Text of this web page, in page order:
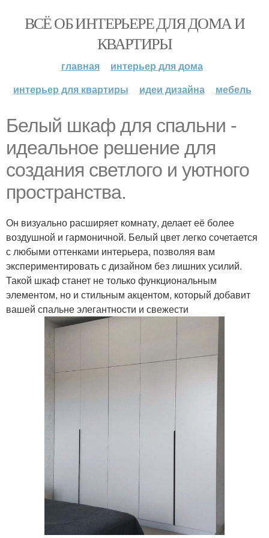
ВСЁ ОБ ИНТЕРЬЕРЕ ДЛЯ ДОМА И
КВАРТИРЫ
главная
интерьер для дома
интерьер для квартиры
идеи дизайна мебель
Белый шкаф для спальни -
идеальное решение для
создания светлого и уютного
пространства.
Он визуально расширяет комнату, делает её более
воздушной и гармоничной. Белый цвет легко сочетается
с любыми оттенками интерьера, позволяя вам
экспериментировать с дизайном без лишних усилий.
Такой шкаф станет не только функциональным
элементом, но и стильным акцентом, который добавит
вашей спальне элегантности и свежести